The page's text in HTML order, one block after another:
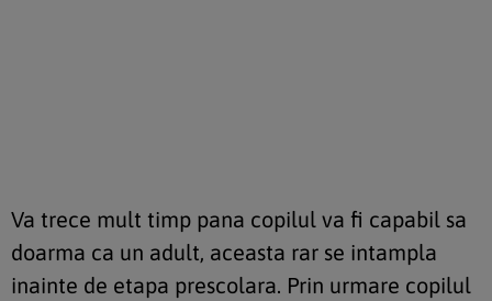
Va trece mult timp pana copilul va fi capabil sa
doarma ca un adult, aceasta rar se intampla
inainte de etapa prescolara. Prin urmare copilul